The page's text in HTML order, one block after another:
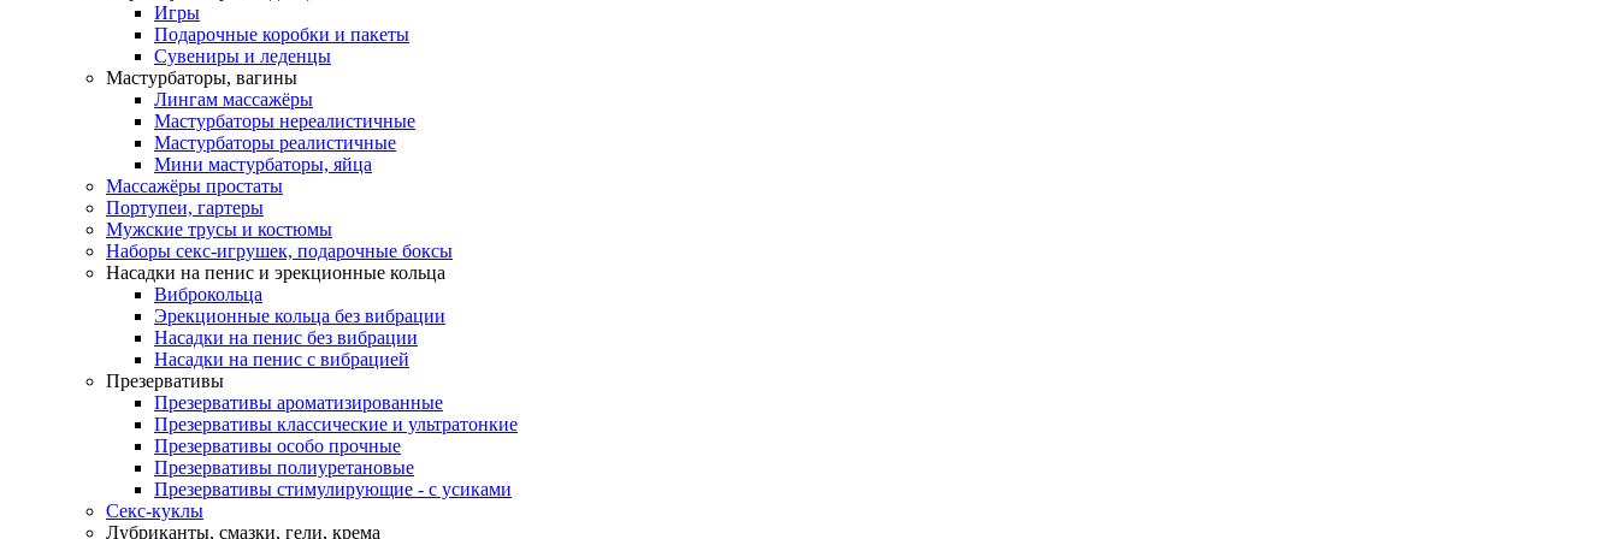
Игры
Подарочные коробки и пакеты
Сувениры и леденцы
Мастурбаторы, вагины
Лингам массажёры
Мастурбаторы нереалистичные
Мастурбаторы реалистичные
Мини мастурбаторы, яйца
Массажёры простаты
Портупеи, гартеры
Мужские трусы и костюмы
Наборы секс-игрушек, подарочные боксы
Насадки на пенис и эрекционные кольца
Виброкольца
Эрекционные кольца без вибрации
Насадки на пенис без вибрации
Насадки на пенис с вибрацией
Презервативы
Презервативы ароматизированные
Презервативы классические и ультратонкие
Презервативы особо прочные
Презервативы полиуретановые
Презервативы стимулирующие - с усиками
Секс-куклы
Лубриканты, смазки, гели, крема